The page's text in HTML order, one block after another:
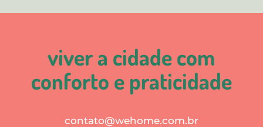
viver a cidade com
conforto e praticidade
contato@wehome.com.br